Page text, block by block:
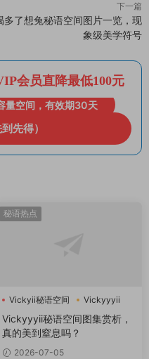
下一篇
多了想兔秘语空间图片一览，现
象级美学符号
会员直降最低100元
量空间，有效期30天
先得）
秘语热点
Vickyii秘语空间 Vickyyyii
Vickyyyii秘语空间图集赏析，
真的美到窒息吗？
2026-07-05